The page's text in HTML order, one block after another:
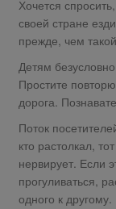
Хочется
своей стране
прежде, чем
Детям
Простите
дорога.
Поток
кто растолкал,
нервирует. Если
прогуливаться,
одного к другому.